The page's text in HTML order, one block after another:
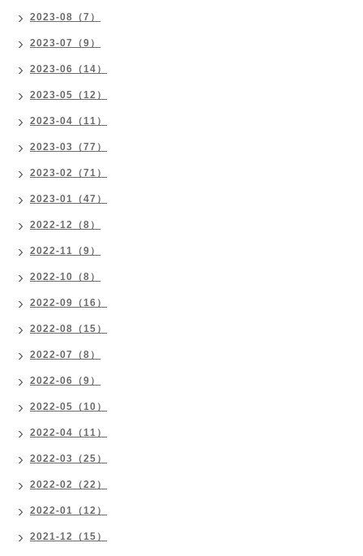
2023-08（7）
2023-07（9）
2023-06（14）
2023-05（12）
2023-04（11）
2023-03（77）
2023-02（71）
2023-01（47）
2022-12（8）
2022-11（9）
2022-10（8）
2022-09（16）
2022-08（15）
2022-07（8）
2022-06（9）
2022-05（10）
2022-04（11）
2022-03（25）
2022-02（22）
2022-01（12）
2021-12（15）